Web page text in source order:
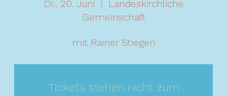
Di., 20. Juni
  |
Landeskirchliche
Gemeinschaft
mit Rainer Stiegen
Tickets stehen nicht zum